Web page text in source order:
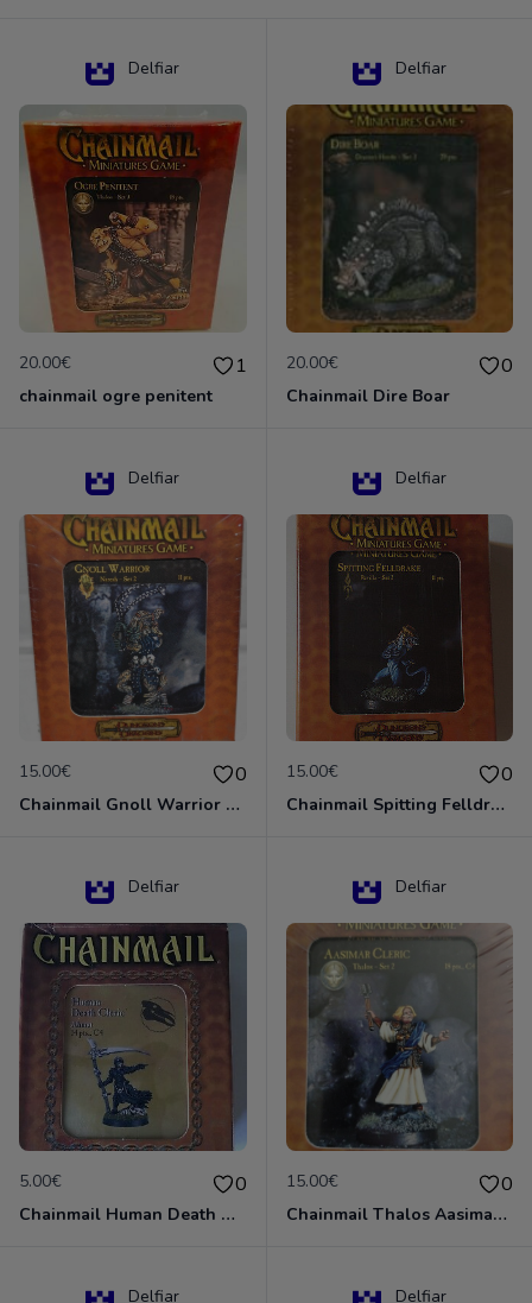
Delfiar
20.00€ 1
chainmail ogre penitent
Delfiar
20.00€ 0
Chainmail Dire Boar
Delfiar
15.00€ 0
Chainmail Gnoll Warrior Dungeons & Dragons
Delfiar
15.00€ 0
Chainmail Spitting Felldrake
Delfiar
5.00€ 0
Chainmail Human Death Cleric
Delfiar
15.00€ 0
Chainmail Thalos Aasimar Cleric
Delfiar Delfiar